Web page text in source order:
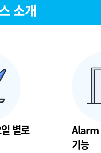
소개
별로
Alarm
기능